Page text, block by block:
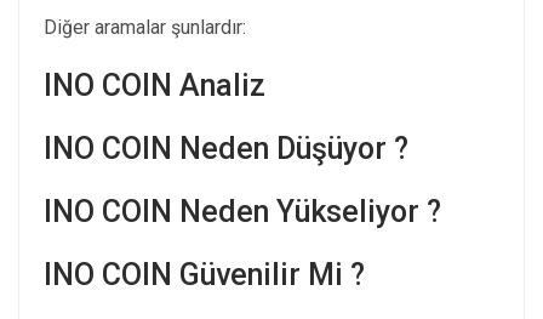
Diğer aramalar şunlardır:
INO COIN Analiz
INO COIN Neden Düşüyor ?
INO COIN Neden Yükseliyor ?
INO COIN Güvenilir Mi ?